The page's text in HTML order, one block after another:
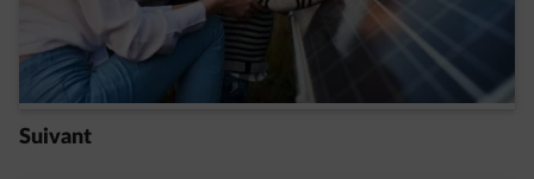
l’impact du tarif d’injection ?
Read more
Suivant